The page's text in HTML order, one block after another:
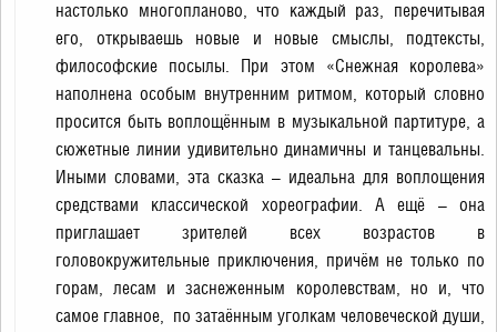
настолько многопланово, что каждый раз, перечитывая
его, открываешь новые и новые смыслы, подтексты,
философские посылы. При этом «Снежная королева»
наполнена особым внутренним ритмом, который словно
просится быть воплощённым в музыкальной партитуре, а
сюжетные линии удивительно динамичны и танцевальны.
Иными словами, эта сказка – идеальна для воплощения
средствами классической хореографии. А ещё – она
приглашает зрителей всех возрастов в
головокружительные приключения, причём не только по
горам, лесам и заснеженным королевствам, но и, что
самое главное, по затаённым уголкам человеческой души,